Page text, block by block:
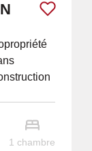
séjour...
1 chambre